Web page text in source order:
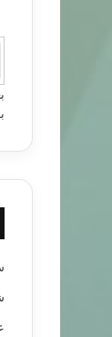
ادیان در